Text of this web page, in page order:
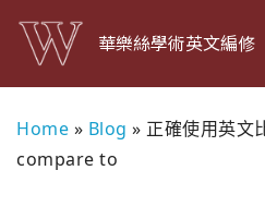
華樂絲學術英文編修
Home » Blog » 正確使用英
compare to